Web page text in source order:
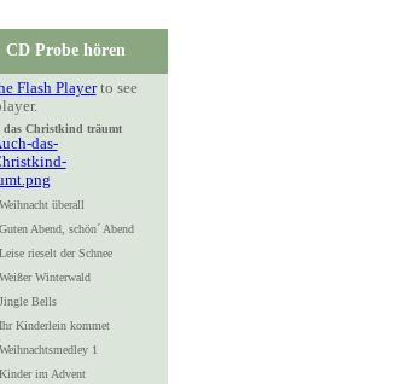
CD Probe hören
Flash Playerto see
das Christkind träumt
Weihnacht überall
Guten Abend, schön´ Abend
Leise rieselt der Schnee
Weißer Winterwald
Jingle Bells
Ihr Kinderlein kommet
Weihnachtsmedley 1
Kinder im Advent